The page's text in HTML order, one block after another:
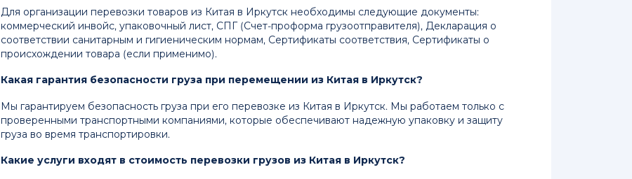
Для организации перевозки товаров из Китая в Иркутск необходимы следующие документы:
коммерческий инвойс, упаковочный лист, СПГ (Счет-проформа грузоотправителя), Декларация о
соответствии санитарным и гигиеническим нормам, Сертификаты соответствия, Сертификаты о
происхождении товара (если применимо).
Какая гарантия безопасности груза при перемещении из Китая в Иркутск?
Мы гарантируем безопасность груза при его перевозке из Китая в Иркутск. Мы работаем только с
проверенными транспортными компаниями, которые обеспечивают надежную упаковку и защиту
груза во время транспортировки.
Какие услуги входят в стоимость перевозки грузов из Китая в Иркутск?